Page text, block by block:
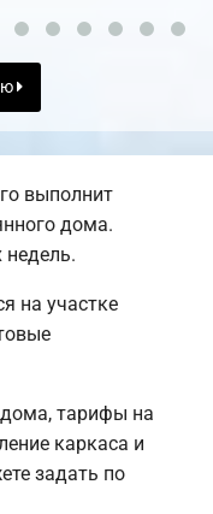
выполнит
дома.
на участке
тарифы на
каркаса и
задать по